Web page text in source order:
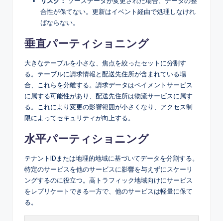
合性が保てない。更新はイベント経由で処理しなけれ
ばならない。
垂直パーティショニング
大きなテーブルを小さな、焦点を絞ったセットに分割す
る。テーブルに請求情報と配送先住所が含まれている場
合、これらを分離する。請求データはペイメントサービス
に属する可能性があり、配送先住所は物流サービスに属す
る。これにより変更の影響範囲が小さくなり、アクセス制
限によってセキュリティが向上する。
水平パーティショニング
テナントIDまたは地理的地域に基づいてデータを分割する。
特定のサービスを他のサービスに影響を与えずにスケーリ
ングするのに役立つ。高トラフィック地域向けにサービス
をレプリケートできる一方で、他のサービスは軽量に保て
る。